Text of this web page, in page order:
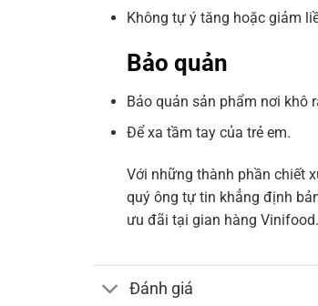
Không tự ý tăng hoặc giảm
Bảo quản
Bảo quản sản phẩm nơi khô
Để xa tầm tay của trẻ em.
Với những thành phần chiết
quý ông tự tin khẳng định
ưu đãi tại gian hàng Vinifood.
Đánh giá